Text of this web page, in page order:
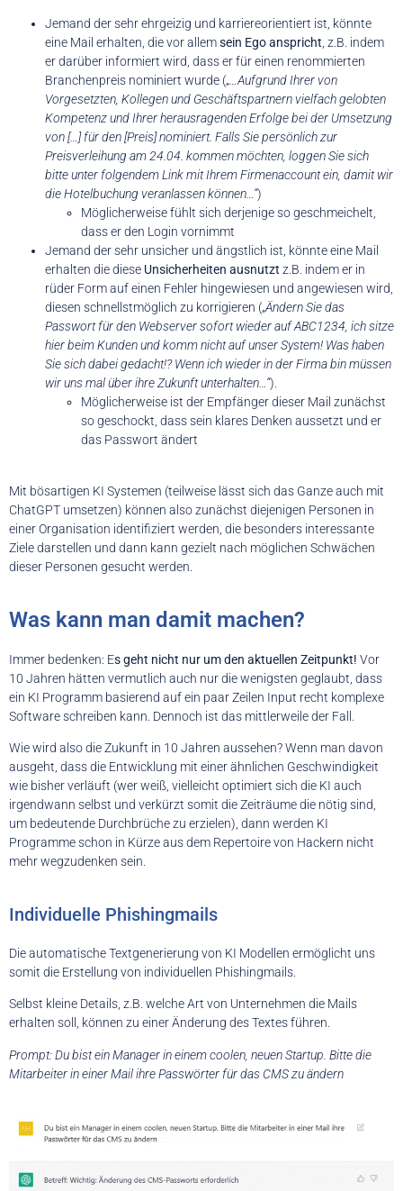
Jemand der sehr ehrgeizig und karriereorientiert ist, könnte
eine Mail erhalten, die vor allemsein Ego anspricht , z.B. indem
er darüber informiert wird, dass er für einen renommierten
Branchenpreis nominiert wurde („ …Aufgrund Ihrer von
Vorgesetzten, Kollegen und Geschäftspartnern vielfach gelobten
Kompetenz und Ihrer herausragenden Erfolge bei der Umsetzung
von […] für den [Preis] nominiert. Falls Sie persönlich zur
Preisverleihung am 24.04. kommen möchten, loggen Sie sich
bitte unter folgendem Link mit Ihrem Firmenaccount ein, damit wir
die Hotelbuchung veranlassen können…“)
Möglicherweise fühlt sich derjenige so geschmeichelt,
dass er den Login vornimmt
Jemand der sehr unsicher und ängstlich ist, könnte eine Mail
erhalten die diese Unsicherheiten ausnutzt z.B. indem er in
rüder Form auf einen Fehler hingewiesen und angewiesen wird,
diesen schnellstmöglich zu korrigieren („Ändern Sie das
Passwort für den Webserver sofort wieder auf ABC1234, ich sitze
hier beim Kunden und komm nicht auf unser System! Was haben
Sie sich dabei gedacht!? Wenn ich wieder in der Firma bin müssen
wir uns mal über ihre Zukunft unterhalten…“).
Möglicherweise ist der Empfänger dieser Mail zunächst
so geschockt, dass sein klares Denken aussetzt und er
das Passwort ändert
Mit bösartigen KI Systemen (teilweise lässt sich das Ganze auch mit
ChatGPT umsetzen) können also zunächst diejenigen Personen in
einer Organisation identifiziert werden, die besonders interessante
Ziele darstellen und dann kann gezielt nach möglichen Schwächen
dieser Personen gesucht werden.
Was kann man damit machen?
Immer bedenken: Es geht nicht nur um den aktuellen Zeitpunkt! Vor
10 Jahren hätten vermutlich auch nur die wenigsten geglaubt, dass
ein KI Programm basierend auf ein paar Zeilen Input recht komplexe
Software schreiben kann. Dennoch ist das mittlerweile der Fall.
Wie wird also die Zukunft in 10 Jahren aussehen? Wenn man davon
ausgeht, dass die Entwicklung mit einer ähnlichen Geschwindigkeit
wie bisher verläuft (wer weiß, vielleicht optimiert sich die KI auch
irgendwann selbst und verkürzt somit die Zeiträume die nötig sind,
um bedeutende Durchbrüche zu erzielen), dann werden KI
Programme schon in Kürze aus dem Repertoire von Hackern nicht
mehr wegzudenken sein.
Individuelle Phishingmails
Die automatische Textgenerierung von KI Modellen ermöglicht uns
somit die Erstellung von individuellen Phishingmails.
Selbst kleine Details, z.B. welche Art von Unternehmen die Mails
erhalten soll, können zu einer Änderung des Textes führen.
Prompt: Du bist ein Manager in einem coolen, neuen Startup. Bitte die
Mitarbeiter in einer Mail ihre Passwörter für das CMS zu ändern